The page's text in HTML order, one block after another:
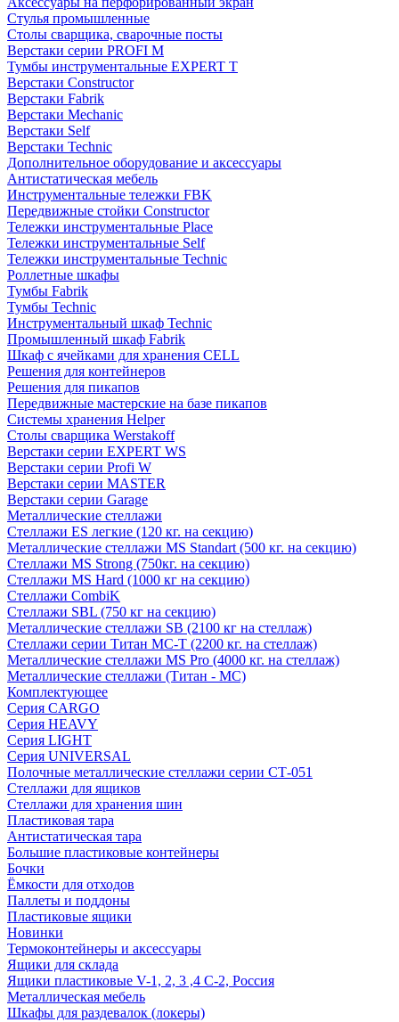
Стулья промышленные
Столы сварщика, сварочные посты
Верстаки серии PROFI M
Тумбы инструментальные EXPERT T
Верстаки Constructor
Верстаки Fabrik
Верстаки Mechanic
Верстаки Self
Верстаки Technic
Дополнительное оборудование и аксессуары
Антистатическая мебель
Инструментальные тележки FBK
Передвижные стойки Constructor
Тележки инструментальные Place
Тележки инструментальные Self
Тележки инструментальные Technic
Роллетные шкафы
Тумбы Fabrik
Тумбы Technic
Инструментальный шкаф Technic
Промышленный шкаф Fabrik
Шкаф с ячейками для хранения CELL
Решения для контейнеров
Решения для пикапов
Передвижные мастерские на базе пикапов
Системы хранения Helper
Столы сварщика Werstakoff
Верстаки серии EXPERT WS
Верстаки серии Profi W
Верстаки серии MASTER
Верстаки серии Garage
Металлические стеллажи
Стеллажи ES легкие (120 кг. на секцию)
Металлические стеллажи MS Standart (500 кг. на секцию)
Стеллажи MS Strong (750кг. на секцию)
Стеллажи MS Hard (1000 кг на секцию)
Стеллажи CombiK
Стеллажи SBL (750 кг на секцию)
Металлические стеллажи SB (2100 кг на стеллаж)
Стеллажи серии Титан МС-Т (2200 кг. на стеллаж)
Металлические стеллажи MS Pro (4000 кг. на стеллаж)
Металлические стеллажи (Титан - МС)
Комплектующее
Серия CARGO
Серия HEAVY
Серия LIGHT
Серия UNIVERSAL
Полочные металлические стеллажи серии СТ-051
Стеллажи для ящиков
Стеллажи для хранения шин
Пластиковая тара
Антистатическая тара
Большие пластиковые контейнеры
Бочки
Ёмкости для отходов
Паллеты и поддоны
Пластиковые ящики
Новинки
Термоконтейнеры и аксессуары
Ящики для склада
Ящики пластиковые V-1, 2, 3 ,4 С-2, Россия
Металлическая мебель
Шкафы для раздевалок (локеры)